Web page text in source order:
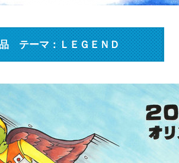
テーマ：ＬＥＧＥＮＤ